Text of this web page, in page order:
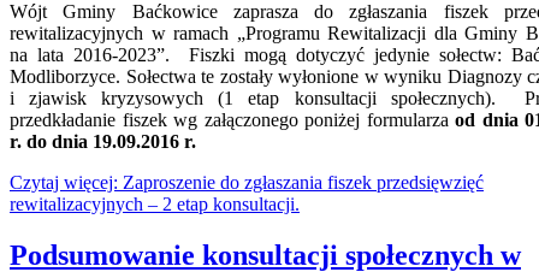
Wójt Gminy Baćkowice zaprasza do zgłaszania fiszek
rewitalizacyjnych w ramach „Programu Rewitalizacji dla Gminy
na lata 2016-2023”. Fiszki mogą dotyczyć jedynie sołectw:
Modliborzyce. Sołectwa te zostały wyłonione w wyniku Diagnozy
i zjawisk kryzysowych (1 etap konsultacji społecznych).
przedkładanie fiszek wg załączonego poniżej formularza od dnia
r. do dnia 19.09.2016 r.
Czytaj więcej: Zaproszenie do zgłaszania fiszek przedsięwzięć
rewitalizacyjnych – 2 etap konsultacji.
Podsumowanie konsultacji społecznych w